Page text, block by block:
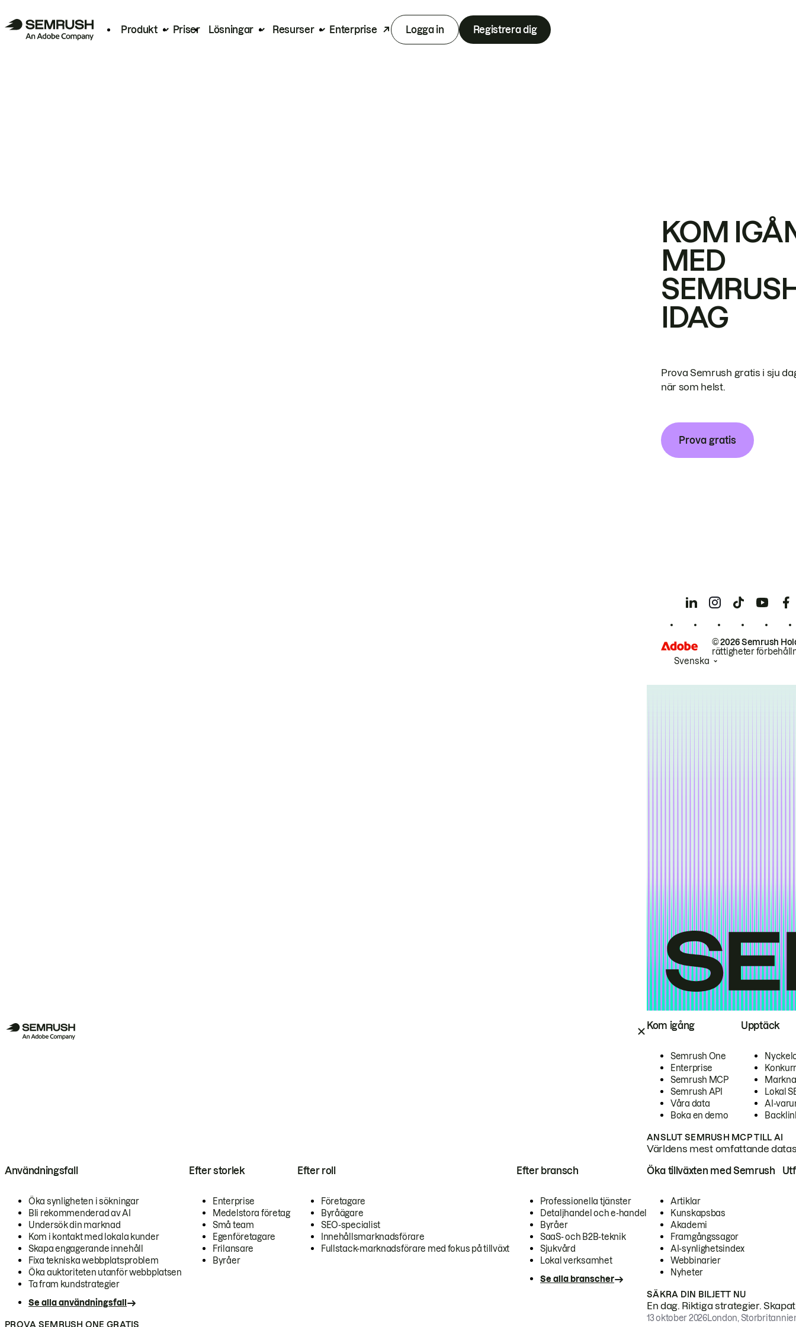
Produkt Priser Lösningar Resurser Enterprise Logga in Registrera dig
Kom igång
Semrush One
Enterprise
Semrush MCP
Semrush API
Våra data
Boka en demo
Upptäck
Lokal
AI-
ANSLUT SEMRUSH MCP TILL AI
Världens mest omfattande
Användningsfall
Öka synligheten i sökningar
Bli rekommenderad av AI
Undersök din marknad
Kom i kontakt med lokala kunder
Skapa engagerande innehåll
Fixa tekniska webbplatsproblem
Öka auktoriteten utanför webbplatsen
Ta fram kundstrategier
Se alla användningsfall
Efter storlek
Enterprise
Medelstora företag
Små team
Egenföretagare
Frilansare
Byråer
Efter roll
Företagare
Byråägare
SEO-specialist
Innehållsmarknadsförare
Fullstack-marknadsförare med fokus på tillväxt
Efter bransch
Professionella tjänster
Detaljhandel och e-handel
Byråer
SaaS- och B2B-teknik
Sjukvård
Lokal verksamhet
Se alla branscher
PROVA SEMRUSH ONE GRATIS
Öka tillväxten med Semrush
Artiklar
Kunskapsbas
Akademi
Framgångssagor
AI-synlighetsindex
Webbinarier
Nyheter
SÄKRA DIN BILJETT NU
En dag. Riktiga strategier.
13 oktober 2026London,
KOM
MED
IDAG
Prova Semrush gratis i sju
när som helst.
Prova gratis
© 2026 Semrush
rättigheter
Svenska